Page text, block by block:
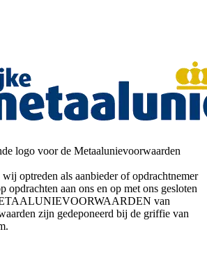
logo voor de Metaalunievoorwaarden
optreden als aanbieder of opdrachtnemer
opdrachten aan ons en op met ons gesloten
van
zijn gedeponeerd bij de griffie van